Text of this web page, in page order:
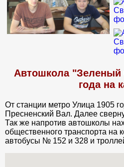
Автошкола "Зеленый
года на
От станции метро Улица 1905
Пресненский Вал. Далее
Так же напротив автошколы
общественного транспорта на
автобусы № 152 и 328 и